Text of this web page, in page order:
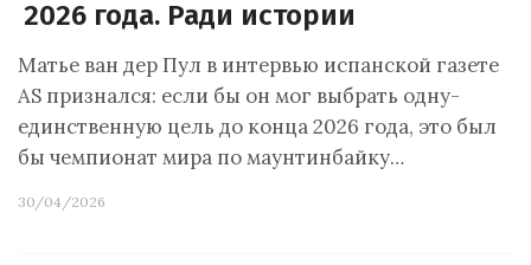
2026 года. Ради истории
Матье ван дер Пул в интервью испанской газете
AS признался: если бы он мог выбрать одну-
единственную цель до конца 2026 года, это был
бы чемпионат мира по маунтинбайку…
30/04/2026